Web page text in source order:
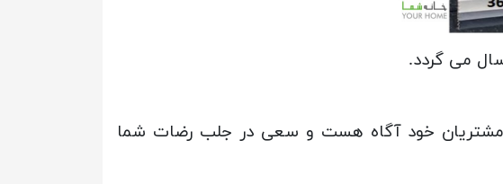
مشتریان خود آگاه هست و سعی در جلب رضات شما